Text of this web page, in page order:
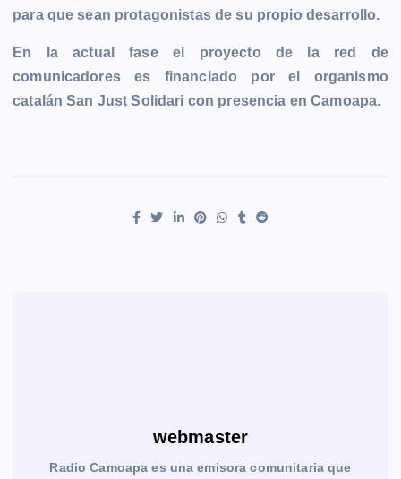
para que sean protagonistas de su propio desarrollo.
En la actual fase el proyecto de la red de
comunicadores es financiado por el organismo
catalán San Just Solidari con presencia en Camoapa.
webmaster
Radio Camoapa es una emisora comunitaria que